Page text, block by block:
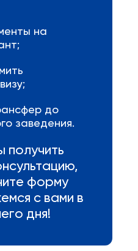
на
до
заведения.
получить
форму
с вами в
дня!